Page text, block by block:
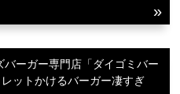
バーガー専門店「ダイゴミバー
ットかけるバーガー凄すぎ